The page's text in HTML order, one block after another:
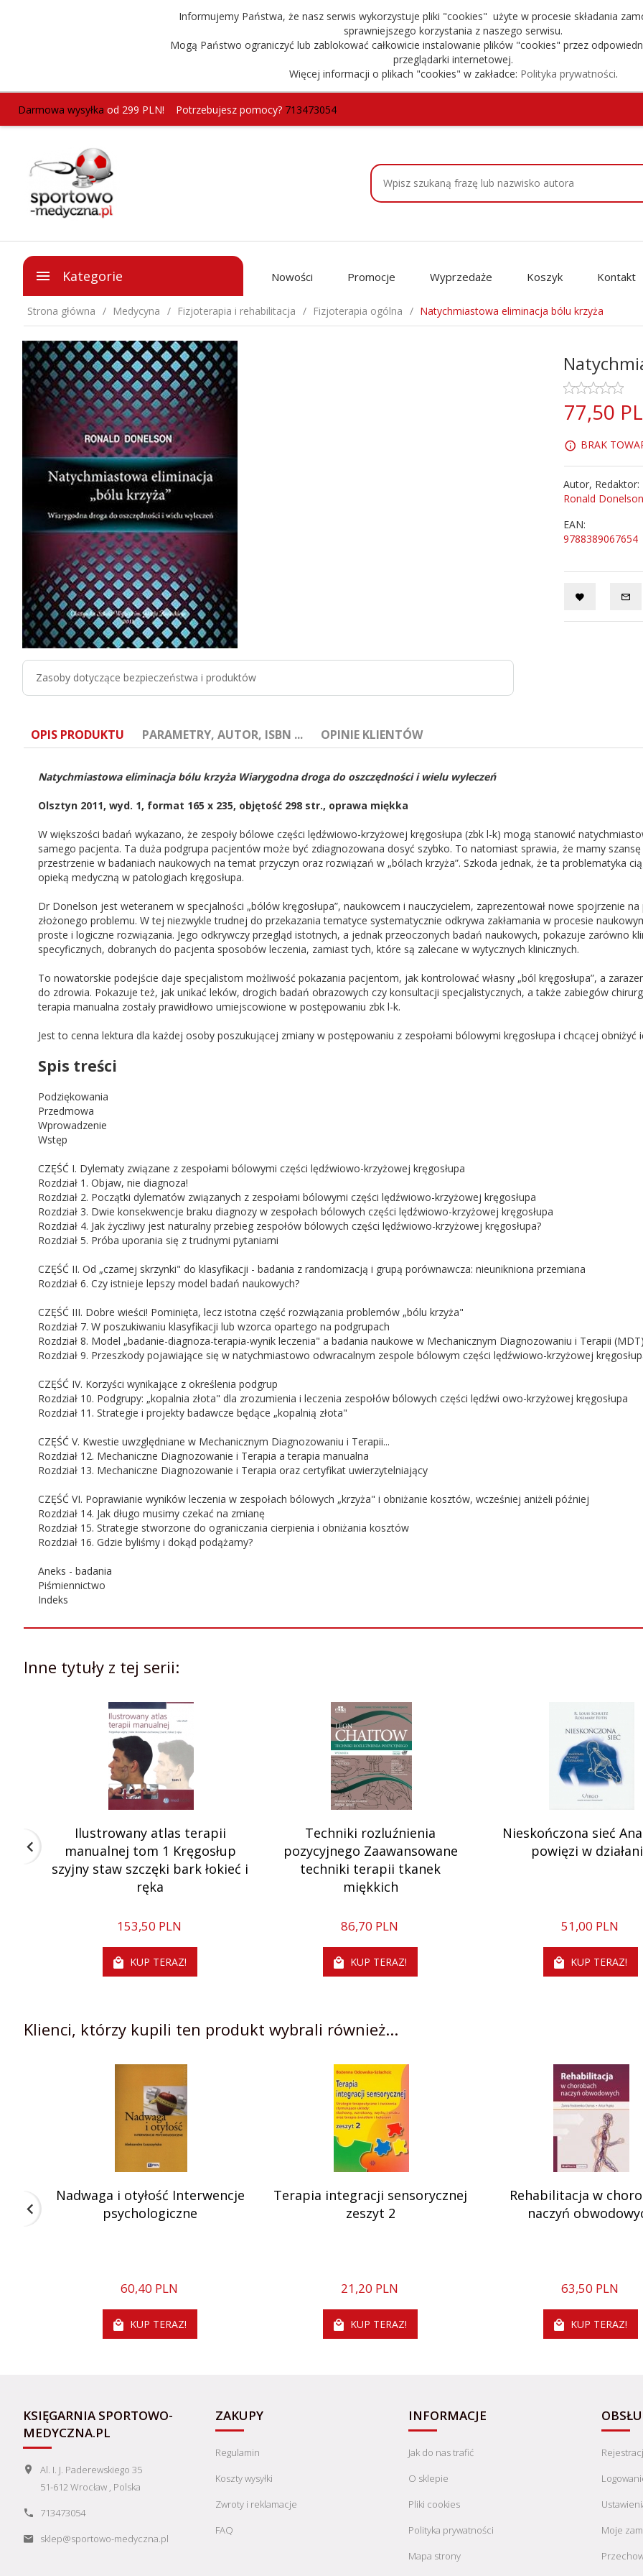
Informujemy Państwa, że nasz serwis wykorzystuje pliki "cookies" użyte w procesie składania
sprawniejszego korzystania z naszego serwisu.
Mogą Państwo ograniczyć lub zablokować całkowicie instalowanie plików "cookies" przez
przeglądarki internetowej.
Więcej informacji o plikach "cookies" w zakładce: Polityka prywatności.
Darmowa wysyłka od 299 PLN! Potrzebujesz pomocy?713473054
Kategorie Nowości Promocje Wyprzedaże Koszyk Kontakt
Strona główna Medycyna Fizjoterapia i rehabilitacja Fizjoterapia ogólna Natychmiastowa eliminacja bólu krzyża
Zasoby dotyczące bezpieczeństwa i produktów
77,50
BRAK
Autor, Redaktor:
Ronald
EAN:
9788389067654
OPIS PRODUKTU PARAMETRY, AUTOR, ISBN ... OPINIE KLIENTÓW
Natychmiastowa eliminacja bólu krzyża Wiarygodna droga do oszczędności i wielu wyleczeń
Olsztyn 2011, wyd. 1, format 165 x 235, objętość 298 str., oprawa miękka
W większości badań wykazano, że zespoły bólowe części lędźwiowo-krzyżowej kręgosłupa (zbk l-k) mogą stanowić
samego pacjenta. Ta duża podgrupa pacjentów może być zdiagnozowana dosyć szybko. To natomiast sprawia, że mamy
przestrzenie w badaniach naukowych na temat przyczyn oraz rozwiązań w „bólach krzyża”. Szkoda jednak, że ta problematyka
opieką medyczną w patologiach kręgosłupa.
Dr Donelson jest weteranem w specjalności „bólów kręgosłupa”, naukowcem i nauczycielem, zaprezentował nowe spojrzenie
złożonego problemu. W tej niezwykle trudnej do przekazania tematyce systematycznie odkrywa zakłamania w procesie
proste i logiczne rozwiązania. Jego odkrywczy przegląd istotnych, a jednak przeoczonych badań naukowych, pokazuje zarówno
specyficznych, dobranych do pacjenta sposobów leczenia, zamiast tych, które są zalecane w wytycznych klinicznych.
To nowatorskie podejście daje specjalistom możliwość pokazania pacjentom, jak kontrolować własny „ból kręgosłupa”, a
do zdrowia. Pokazuje też, jak unikać leków, drogich badań obrazowych czy konsultacji specjalistycznych, a także zabiegów
terapia manualna zostały prawidłowo umiejscowione w postępowaniu zbk l-k.
Jest to cenna lektura dla każdej osoby poszukującej zmiany w postępowaniu z zespołami bólowymi kręgosłupa i chcącej obniżyć
Spis treści
Podziękowania
Przedmowa
Wprowadzenie
Wstęp
CZĘŚĆ I. Dylematy związane z zespołami bólowymi części lędźwiowo-krzyżowej kręgosłupa
Rozdział 1. Objaw, nie diagnoza!
Rozdział 2. Początki dylematów związanych z zespołami bólowymi części lędźwiowo-krzyżowej kręgosłupa
Rozdział 3. Dwie konsekwencje braku diagnozy w zespołach bólowych części lędźwiowo-krzyżowej kręgosłupa
Rozdział 4. Jak życzliwy jest naturalny przebieg zespołów bólowych części lędźwiowo-krzyżowej kręgosłupa?
Rozdział 5. Próba uporania się z trudnymi pytaniami
CZĘŚĆ II. Od „czarnej skrzynki" do klasyfikacji - badania z randomizacją i grupą porównawcza: nieunikniona przemiana
Rozdział 6. Czy istnieje lepszy model badań naukowych?
CZĘŚĆ III. Dobre wieści! Pominięta, lecz istotna część rozwiązania problemów „bólu krzyża"
Rozdział 7. W poszukiwaniu klasyfikacji lub wzorca opartego na podgrupach
Rozdział 8. Model „badanie-diagnoza-terapia-wynik leczenia" a badania naukowe w Mechanicznym Diagnozowaniu i Terapii
Rozdział 9. Przeszkody pojawiające się w natychmiastowo odwracalnym zespole bólowym części lędźwiowo-krzyżowej
CZĘŚĆ IV. Korzyści wynikające z określenia podgrup
Rozdział 10. Podgrupy: „kopalnia złota" dla zrozumienia i leczenia zespołów bólowych części lędźwi owo-krzyżowej kręgosłupa
Rozdział 11. Strategie i projekty badawcze będące „kopalnią złota"
CZĘŚĆ V. Kwestie uwzględniane w Mechanicznym Diagnozowaniu i Terapii...
Rozdział 12. Mechaniczne Diagnozowanie i Terapia a terapia manualna
Rozdział 13. Mechaniczne Diagnozowanie i Terapia oraz certyfikat uwierzytelniający
CZĘŚĆ VI. Poprawianie wyników leczenia w zespołach bólowych „krzyża" i obniżanie kosztów, wcześniej aniżeli później
Rozdział 14. Jak długo musimy czekać na zmianę
Rozdział 15. Strategie stworzone do ograniczania cierpienia i obniżania kosztów
Rozdział 16. Gdzie byliśmy i dokąd podążamy?
Aneks - badania
Piśmiennictwo
Indeks
ISBN: 978-83-89067-65-4
Autor: Ronald Donelson
Inne tytuły z tej serii:
Ilustrowany atlas terapii
manualnej tom 1 Kręgosłup
szyjny staw szczęki bark łokieć i
ręka
153,50 PLN
KUP TERAZ!
Techniki rozluźnienia
pozycyjnego Zaawansowane
techniki terapii tkanek
miękkich
86,70 PLN
KUP TERAZ!
Nieskończona sieć
powięzi w
51,00 PLN
KUP TERAZ!
Klienci, którzy kupili ten produkt wybrali również...
Nadwaga i otyłość Interwencje
psychologiczne
60,40 PLN
KUP TERAZ!
Terapia integracji sensorycznej
zeszyt 2
21,20 PLN
KUP TERAZ!
Rehabilitacja w
naczyń
63,50 PLN
KUP TERAZ!
KSIĘGARNIA SPORTOWO-
MEDYCZNA.PL
Al. I. J. Paderewskiego 35
51-612 Wrocław, Polska
713473054
sklep@sportowo-medyczna.pl
ZAKUPY
Regulamin
Koszty wysyłki
Zwroty i reklamacje
FAQ
INFORMACJE
Jak do nas trafić
O sklepie
Pliki cookies
Polityka prywatności
Mapa strony
Moje